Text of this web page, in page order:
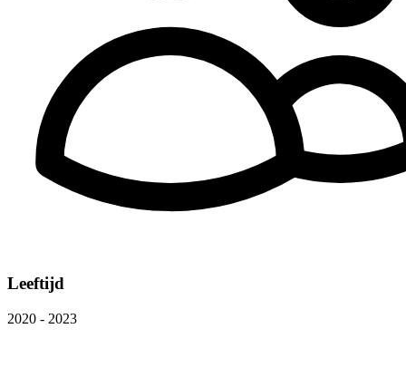
Leeftijd
2020 - 2023